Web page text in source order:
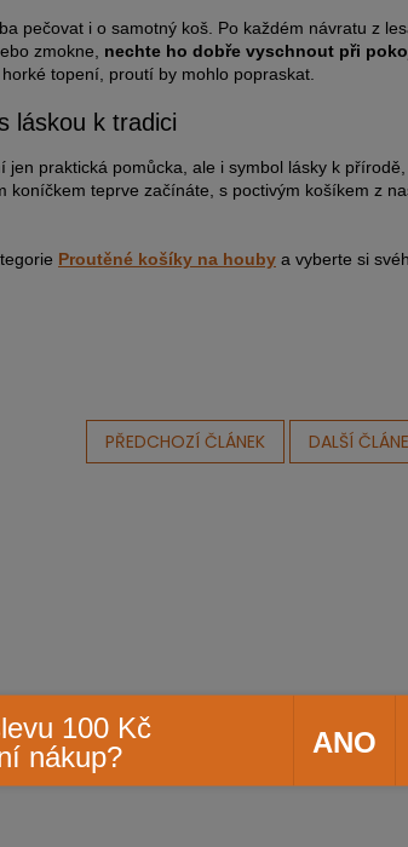
pečovat i o samotný koš. Po každém návratu z
zmokne, nechte ho dobře vyschnout při
topení, proutí by mohlo popraskat.
láskou k tradici
jen praktická pomůcka, ale i symbol lásky k
koníčkem teprve začínáte, s poctivým košíkem z
Proutěné košíky na houby a vyberte si
PŘEDCHOZÍ ČLÁNEK DALŠÍ
100 Kč
nákup?
ANO